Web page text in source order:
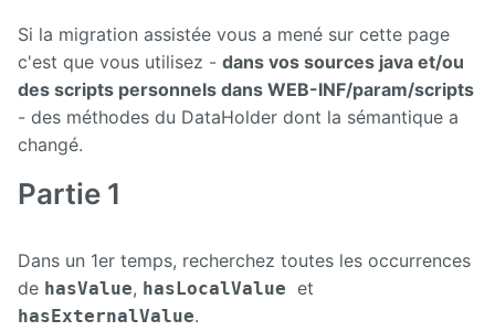
Releases
Si la migration assistée vous a mené sur cette page
c'est que vous utilisez - dans vos sources java et/ou
des scripts personnels dans WEB-INF/param/scripts
- des méthodes du DataHolder dont la sémantique a
changé.
Partie 1
Dans un 1er temps, recherchez toutes les occurrences
de hasValue, hasLocalValue et
hasExternalValue.